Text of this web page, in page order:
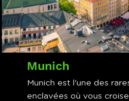
Munich
Munich est l'une des
enclavées où vous